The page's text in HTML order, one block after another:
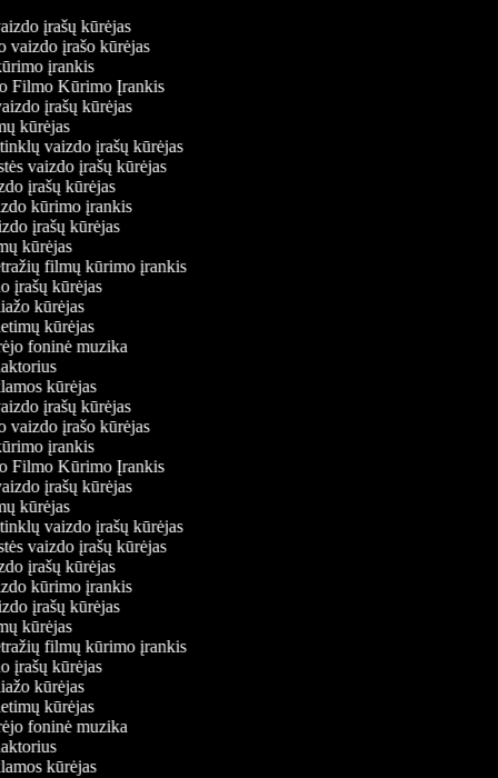
įrašų kūrėjas
vaizdo įrašo kūrėjas
įrankis
Filmo Kūrimo Įrankis
įrašų kūrėjas
kūrėjas
tinklų vaizdo įrašų kūrėjas
vaizdo įrašų kūrėjas
įrašų kūrėjas
kūrimo įrankis
įrašų kūrėjas
kūrėjas
filmų kūrimo įrankis
įrašų kūrėjas
kūrėjas
kūrėjas
foninė muzika
kūrėjas
įrašų kūrėjas
vaizdo įrašo kūrėjas
įrankis
Filmo Kūrimo Įrankis
įrašų kūrėjas
kūrėjas
tinklų vaizdo įrašų kūrėjas
vaizdo įrašų kūrėjas
įrašų kūrėjas
kūrimo įrankis
įrašų kūrėjas
kūrėjas
filmų kūrimo įrankis
įrašų kūrėjas
kūrėjas
kūrėjas
foninė muzika
kūrėjas